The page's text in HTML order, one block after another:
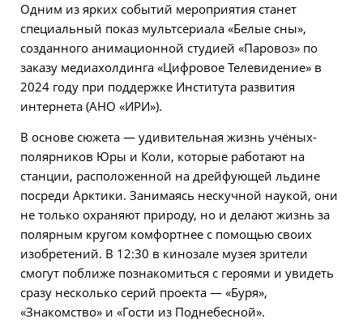
Одним из ярких событий мероприятия станет
специальный показ мультсериала «Белые сны»,
созданного анимационной студией «Паровоз» по
заказу медиахолдинга «Цифровое Телевидение» в
2024 году при поддержке Института развития
интернета (АНО «ИРИ»).
В основе сюжета — удивительная жизнь учёных-
полярников Юры и Коли, которые работают на
станции, расположенной на дрейфующей льдине
посреди Арктики. Занимаясь нескучной наукой, они
не только охраняют природу, но и делают жизнь за
полярным кругом комфортнее с помощью своих
изобретений. В 12:30 в кинозале музея зрители
смогут поближе познакомиться с героями и увидеть
сразу несколько серий проекта — «Буря»,
«Знакомство» и «Гости из Поднебесной».